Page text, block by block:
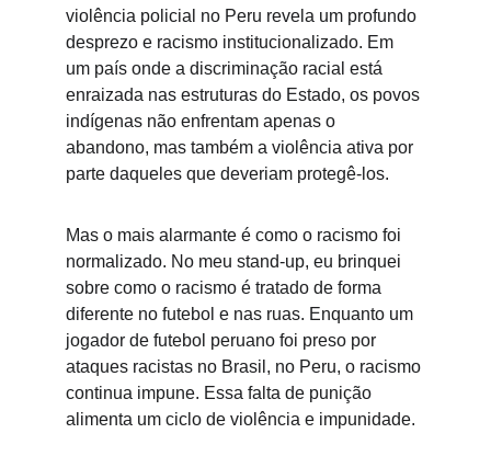
violência policial no Peru revela um profundo
desprezo e racismo institucionalizado. Em
um país onde a discriminação racial está
enraizada nas estruturas do Estado, os povos
indígenas não enfrentam apenas o
abandono, mas também a violência ativa por
parte daqueles que deveriam protegê-los.
Mas o mais alarmante é como o racismo foi
normalizado. No meu stand-up, eu brinquei
sobre como o racismo é tratado de forma
diferente no futebol e nas ruas. Enquanto um
jogador de futebol peruano foi preso por
ataques racistas no Brasil, no Peru, o racismo
continua impune. Essa falta de punição
alimenta um ciclo de violência e impunidade.